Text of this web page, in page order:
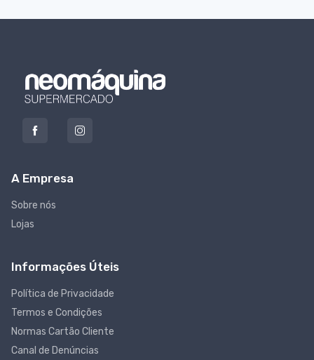
A Empresa
Sobre nós
Lojas
Informações Úteis
Política de Privacidade
Termos e Condições
Normas Cartão Cliente
Canal de Denúncias